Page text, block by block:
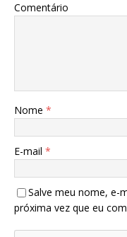
Comentário
Nome *
E-mail *
Salve meu nome, e-
próxima vez que eu